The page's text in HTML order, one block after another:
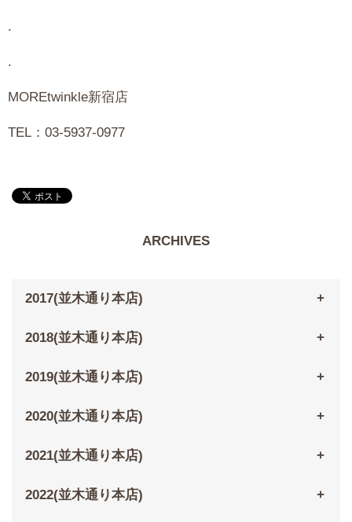
.
.
MOREtwinkle新宿店
TEL：03-5937-0977
ARCHIVES
2017(並木通り本店)
2018(並木通り本店)
2019(並木通り本店)
2020(並木通り本店)
2021(並木通り本店)
2022(並木通り本店)